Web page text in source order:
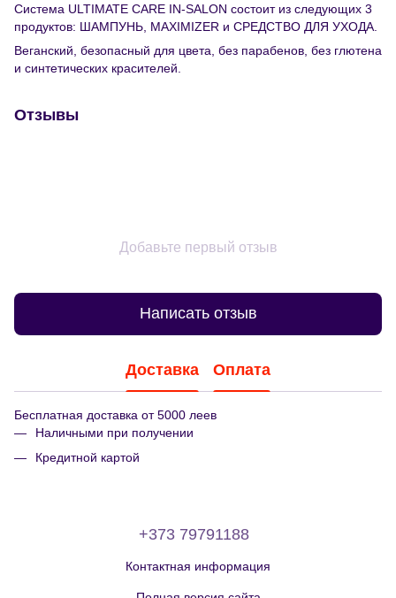
Система ULTIMATE CARE IN-SALON состоит из следующих 3
продуктов: ШАМПУНЬ, MAXIMIZER и СРЕДСТВО ДЛЯ УХОДА.
Веганский, безопасный для цвета, без парабенов, без глютена
и синтетических красителей.
Отзывы
Добавьте первый отзыв
Написать отзыв
Доставка Оплата
Бесплатная доставка от 5000 леев
Наличными при получении
Кредитной картой
+373 79791188
Контактная информация